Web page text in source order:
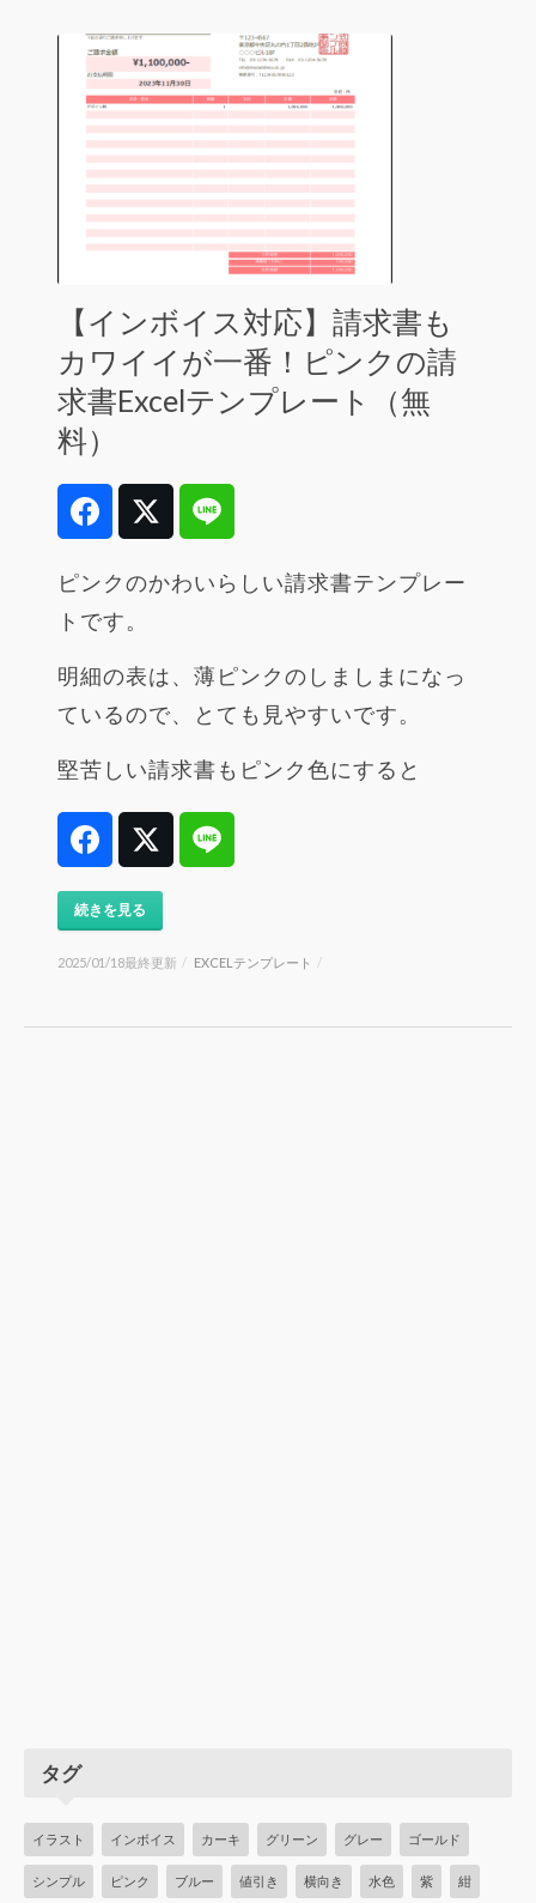
【インボイス対応】請求書も
カワイイが一番！ピンクの請
求書Excelテンプレート（無
料）
FacebookTwitter
ピンクのかわいらしい請求書テンプレー
トです。
明細の表は、薄ピンクのしましまになっ
ているので、とても見やすいです。
堅苦しい請求書もピンク色にすると
FacebookTwitter
続きを見る
2025/01/18最終更新 / EXCELテンプレート /
タグ
イラスト インボイス カーキ グリーン グレー ゴールド
シンプル ピンク ブルー 値引き 横向き 水色 紫 紺